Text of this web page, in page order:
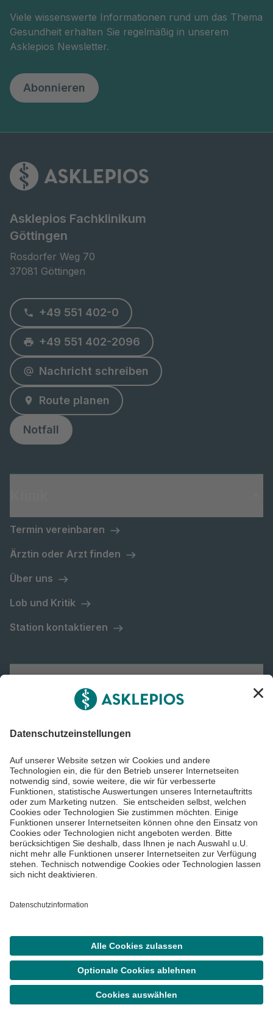
Menü
SucheTermin
Viele wissenswerte Informationen rund um das Thema
Gesundheit erhalten Sie regelmäßig in unserem
Asklepios Newsletter.
Abonnieren
Asklepios Fachklinikum
Göttingen
Rosdorfer Weg 70
37081 Göttingen
+49 551 402-0
+49 551 402-2096
Nachricht schreiben
Route planen
Notfall
Termin vereinbaren
Ärztin oder Arzt finden
Über uns
Lob und Kritik
Station kontaktieren
Asklepios Gruppe
Impressum
©Asklepios Kliniken GmbH & Co. KGaA 2026